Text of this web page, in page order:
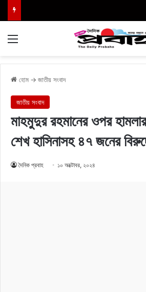
হোম → জাতীয় সংবাদ
জাতীয় সংবাদ
মাহমুদুর রহমানের ওপর
শেখ হাসিনাসহ ৪৭ জনের
দৈনিক প্রবাহ ১০ অক্টোবর, ২০২৪